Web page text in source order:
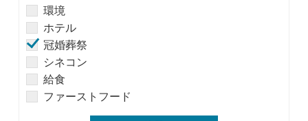
環境
ホテル
冠婚葬祭
シネコン
給食
ファーストフード